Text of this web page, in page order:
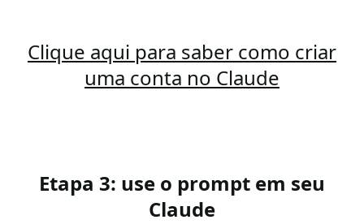
Clique aqui para saber como criar
uma conta no Claude
Etapa 3: use o prompt em seu
Claude